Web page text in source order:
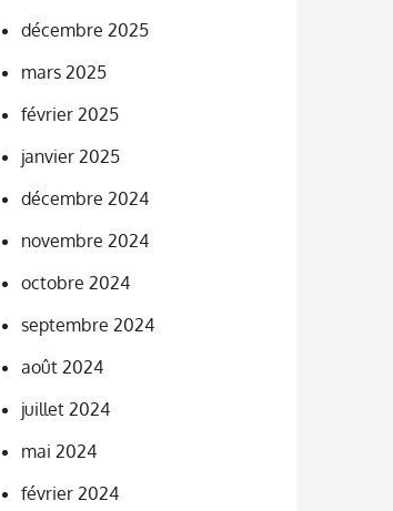
décembre 2025
mars 2025
février 2025
janvier 2025
décembre 2024
novembre 2024
octobre 2024
septembre 2024
août 2024
juillet 2024
mai 2024
février 2024